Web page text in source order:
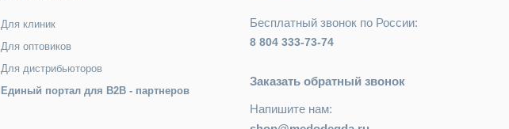
Для клиник
Для оптовиков
Для дистрибьюторов
Единый портал для B2B - партнеров
Бесплатный звонок по России:
8 804 333-73-74
Заказать обратный звонок
Напишите нам: